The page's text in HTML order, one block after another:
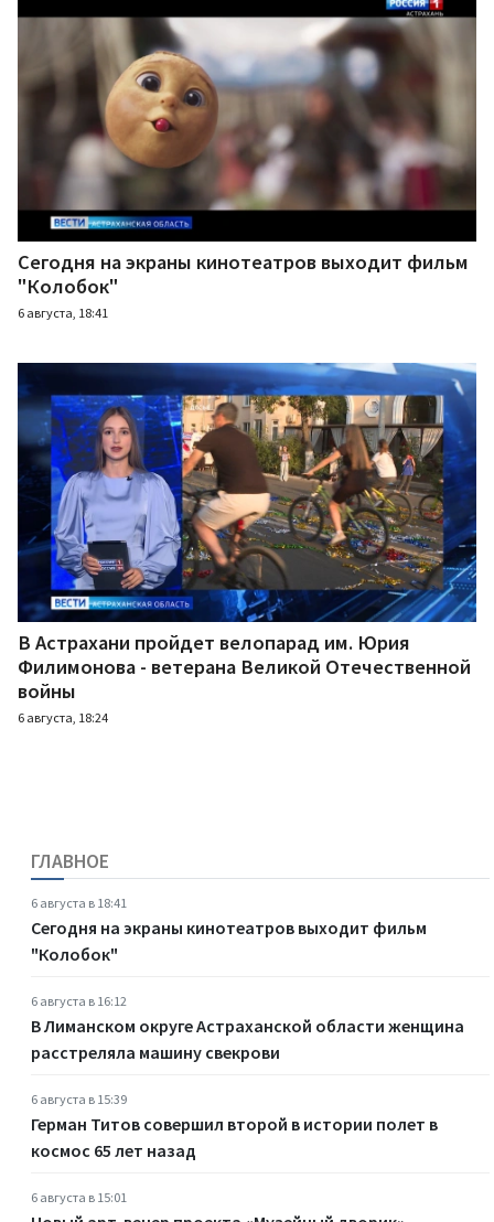
Сегодня на экраны кинотеатров выходит фильм
"Колобок"
6 августа, 18:41
В Астрахани пройдет велопарад им. Юрия
Филимонова - ветерана Великой Отечественной
войны
6 августа, 18:24
ГЛАВНОЕ
6 августа в 18:41
Сегодня на экраны кинотеатров выходит фильм
"Колобок"
6 августа в 16:12
В Лиманском округе Астраханской области женщина
расстреляла машину свекрови
6 августа в 15:39
Герман Титов совершил второй в истории полет в
космос 65 лет назад
6 августа в 15:01